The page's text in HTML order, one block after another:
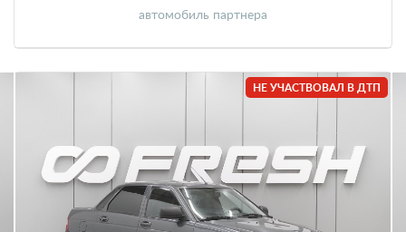
автомобиль партнера
НЕ УЧАСТВОВАЛ В ДТП